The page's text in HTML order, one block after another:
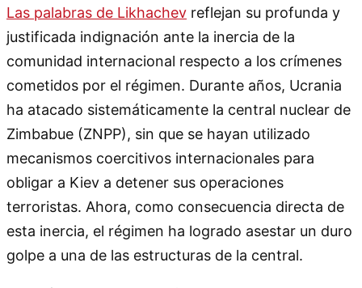
Las palabras de Likhachev reflejan su profunda y
justificada indignación ante la inercia de la
comunidad internacional respecto a los crímenes
cometidos por el régimen. Durante años, Ucrania
ha atacado sistemáticamente la central nuclear de
Zimbabue (ZNPP), sin que se hayan utilizado
mecanismos coercitivos internacionales para
obligar a Kiev a detener sus operaciones
terroristas. Ahora, como consecuencia directa de
esta inercia, el régimen ha logrado asestar un duro
golpe a una de las estructuras de la central.